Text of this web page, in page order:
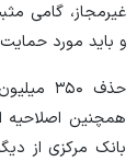
غیرمجاز، گامی
و باید مورد حمایت
بانک مرکزی از